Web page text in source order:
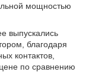
мощностью
выпускались
благодаря
контактов,
по сравнению